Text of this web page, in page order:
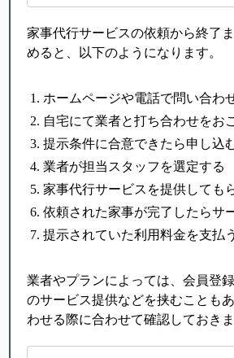
家事代行サービスの依頼から終了
めると、以下のようになります。
ホームページや電話で問い合わ
自宅にて業者と打ち合わせをお
提示条件に合意できたら申し込
業者が担当スタッフを選定する
家事代行サービスを提供しても
依頼された家事が完了したらサ
提示されていた利用料金を支払う
業者やプランによっては、会員登
のサービス提供などを挟むことも
わせる際に合わせて確認しておきま